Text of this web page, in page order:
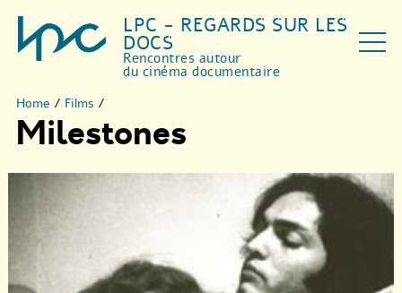
LPC - REGARDS SUR LES
DOCS
Rencontres autour
du cinéma documentaire
Home / Films /
Milestones